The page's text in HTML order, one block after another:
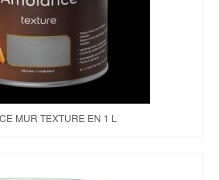
MUR TEXTURE EN 1 L